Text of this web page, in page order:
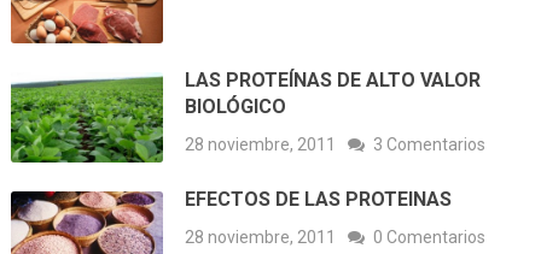
LAS PROTEÍNAS DE ALTO VALOR
BIOLÓGICO
28 noviembre, 2011 3 Comentarios
EFECTOS DE LAS PROTEINAS
28 noviembre, 2011 0 Comentarios